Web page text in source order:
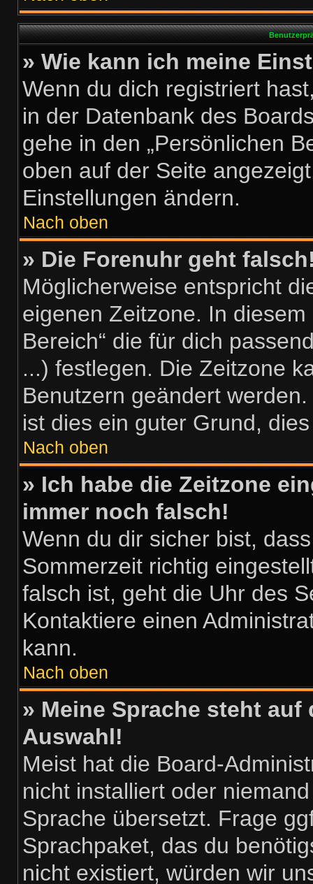
» Wie kann ich meine
Wenn du dich registriert
in der Datenbank des
gehe in den „Persönlichen
oben auf der Seite
Einstellungen ändern.
Nach oben
» Die Forenuhr geht
Möglicherweise entspricht
eigenen Zeitzone. In
Bereich“ die für dich
...) festlegen. Die Zeitzone
Benutzern geändert
ist dies ein guter Grund,
Nach oben
» Ich habe die Zeitzone
immer noch falsch!
Wenn du dir sicher bist,
Sommerzeit richtig
falsch ist, geht die Uhr des
Kontaktiere einen
kann.
Nach oben
» Meine Sprache steht
Auswahl!
Meist hat die Board-
nicht installiert oder
Sprache übersetzt. Frage
Sprachpaket, das du
nicht existiert, würden wir